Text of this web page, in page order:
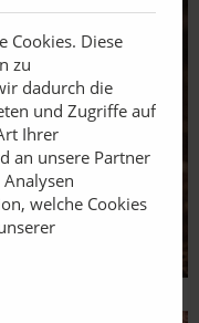
Cookies. Diese
zu
dadurch die
und Zugriffe auf
Ihrer
an unsere Partner
welche Cookies